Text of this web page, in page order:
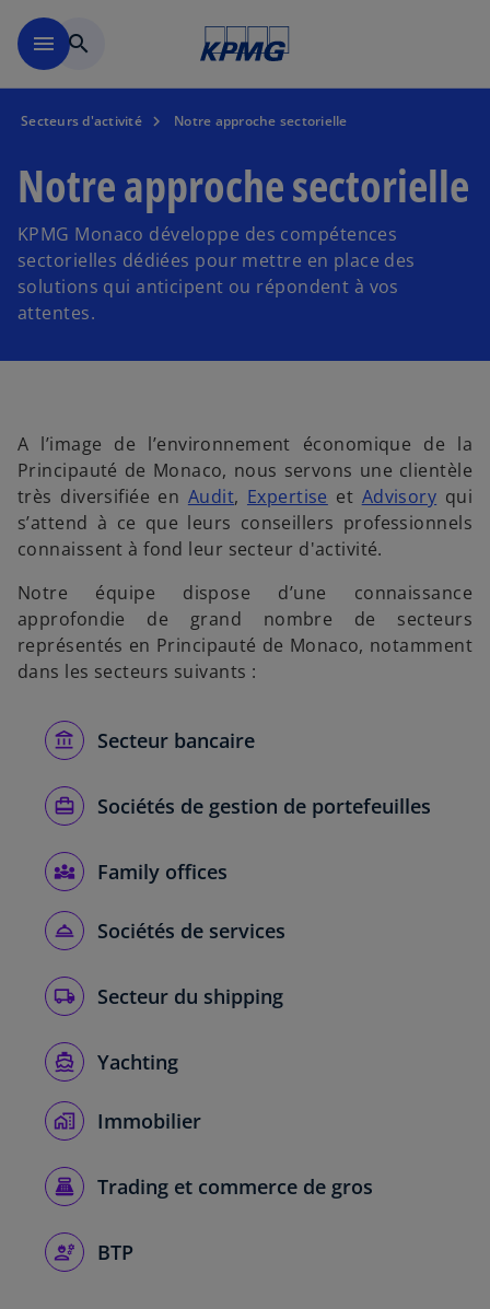
menu search
Secteurs d'activité Notre approche sectorielle
Notre approche sectorielle
KPMG Monaco développe des compétences
sectorielles dédiées pour mettre en place des
solutions qui anticipent ou répondent à vos
attentes.
A l’image de l’environnement économique de la
Principauté de Monaco, nous servons une clientèle
très diversifiée en Audit, Expertise et Advisory qui
s’attend à ce que leurs conseillers professionnels
connaissent à fond leur secteur d'activité.
Notre équipe dispose d’une connaissance
approfondie de grand nombre de secteurs
représentés en Principauté de Monaco, notamment
dans les secteurs suivants :
Secteur bancaire
Sociétés de gestion de portefeuilles
Family offices
Sociétés de services
Secteur du shipping
Yachting
Immobilier
Trading et commerce de gros
BTP